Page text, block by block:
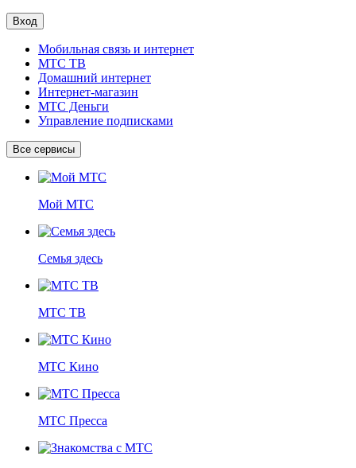
Вход
Мобильная связь и интернет
МТС ТВ
Домашний интернет
Интернет-магазин
МТС Деньги
Управление подписками
Все сервисы
Мой МТС
Семья здесь
МТС ТВ
МТС Кино
МТС Пресса